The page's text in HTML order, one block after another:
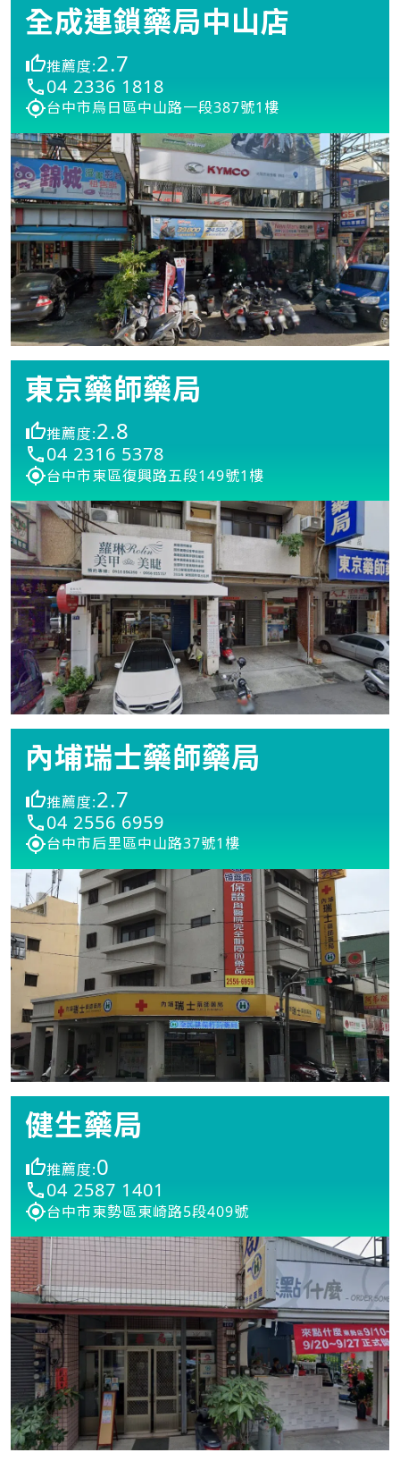
全成連鎖藥局中山店
推薦度:2.7
04 2336 1818
台中市烏日區中山路一段387號1樓
東京藥師藥局
推薦度:2.8
04 2316 5378
台中市東區復興路五段149號1樓
內埔瑞士藥師藥局
推薦度:2.7
04 2556 6959
台中市后里區中山路37號1樓
健生藥局
推薦度:0
04 2587 1401
台中市東勢區東崎路5段409號